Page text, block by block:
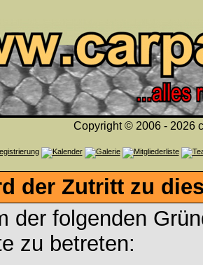
Copyright © 2006 - 2026
der Zutritt zu
der folgenden
zu betreten: